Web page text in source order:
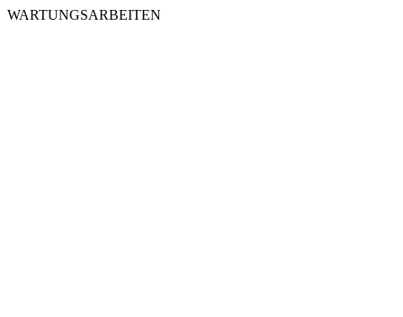
WARTUNGSARBEITEN